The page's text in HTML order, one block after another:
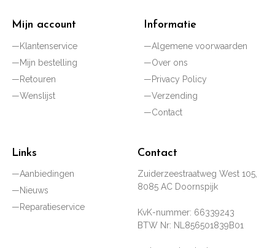
Links
Aanbiedingen
Nieuws
Reparatieservice
Mijn account
Klantenservice
Mijn bestelling
Retouren
Wenslijst
Informatie
Algemene voorwaarden
Over ons
Privacy Policy
Verzending
Contact
Contact
Zuiderzeestraatweg West 105,
8085 AC Doornspijk
KvK-nummer: 66339243
BTW Nr: NL856501839B01